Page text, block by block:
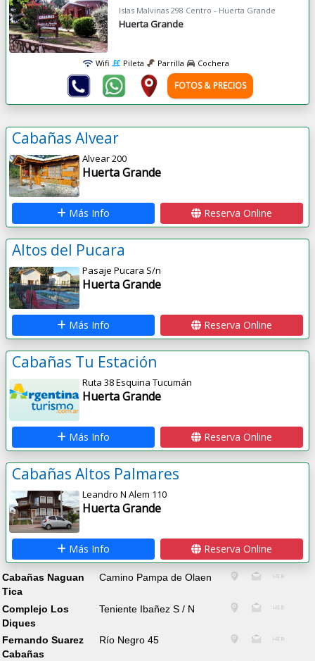
Islas Malvinas 298 Centro - Huerta Grande
Huerta Grande
Wifi Pileta Parrilla Cochera
FOTOS & PRECIOS
Cabañas Alvear
Alvear 200
Huerta Grande
Más Info Reserva Online
Altos del Pucara
Pasaje Pucara S/n
Huerta Grande
Más Info Reserva Online
Cabañas Tu Estación
Ruta 38 Esquina Tucumán
Huerta Grande
Más Info Reserva Online
Cabañas Altos Palmares
Leandro N Alem 110
Huerta Grande
Más Info Reserva Online
Cabañas Naguan
Tica
Camino Pampa de Olaen
Complejo Los
Diques
Teniente Ibañez S / N
Fernando Suarez
Cabañas
Río Negro 45